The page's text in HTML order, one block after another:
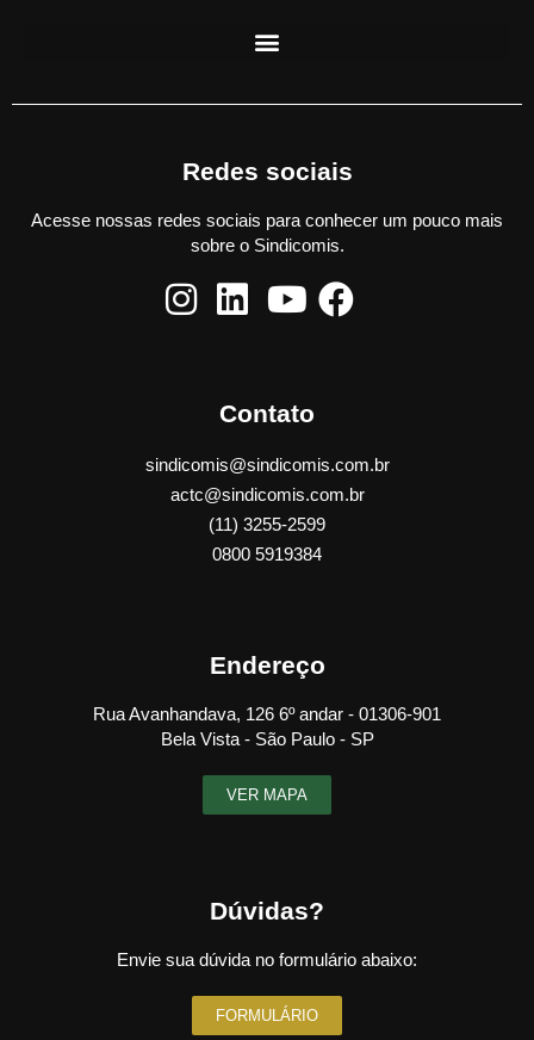
Redes sociais
Acesse nossas redes sociais para conhecer um pouco mais
sobre o Sindicomis.
Contato
sindicomis@sindicomis.com.br
actc@sindicomis.com.br
(11) 3255-2599
0800 5919384
Endereço
Rua Avanhandava, 126 6º andar - 01306-901
Bela Vista - São Paulo - SP
VER MAPA
Dúvidas?
Envie sua dúvida no formulário abaixo:
FORMULÁRIO